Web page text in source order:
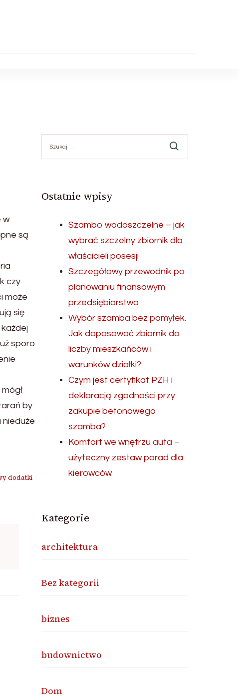
w
są
czy
może
się
sporo
by
nieduże
dodatki
Ostatnie wpisy
Szambo wodoszczelne – jak
wybrać szczelny zbiornik dla
właścicieli posesji
Szczegółowy przewodnik po
planowaniu finansowym
przedsiębiorstwa
Wybór szamba bez pomyłek.
Jak dopasować zbiornik do
liczby mieszkańców i
warunków działki?
Czym jest certyfikat PZH i
deklaracją zgodności przy
zakupie betonowego
szamba?
Komfort we wnętrzu auta –
użyteczny zestaw porad dla
kierowców
Kategorie
architektura
Bez kategorii
biznes
budownictwo
Dom